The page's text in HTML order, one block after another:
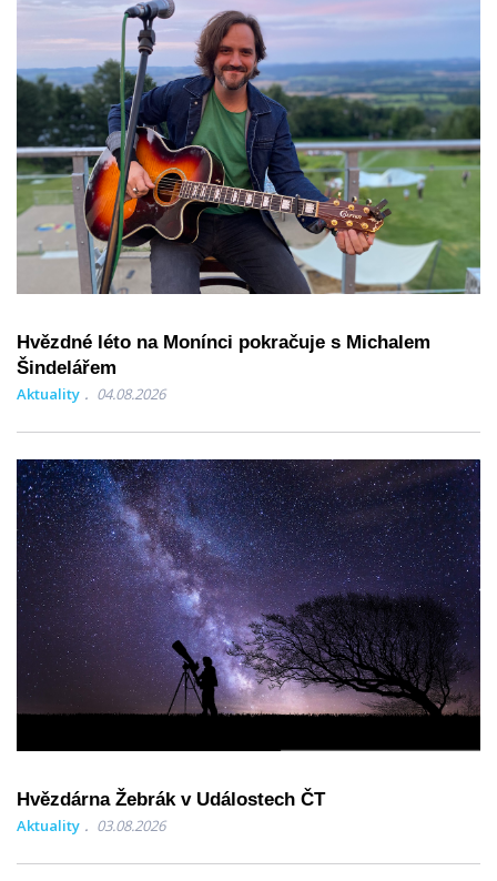
Hvězdné léto na Monínci pokračuje s Michalem
Šindelářem
Aktuality 04.08.2026
Hvězdárna Žebrák v Událostech ČT
Aktuality 03.08.2026